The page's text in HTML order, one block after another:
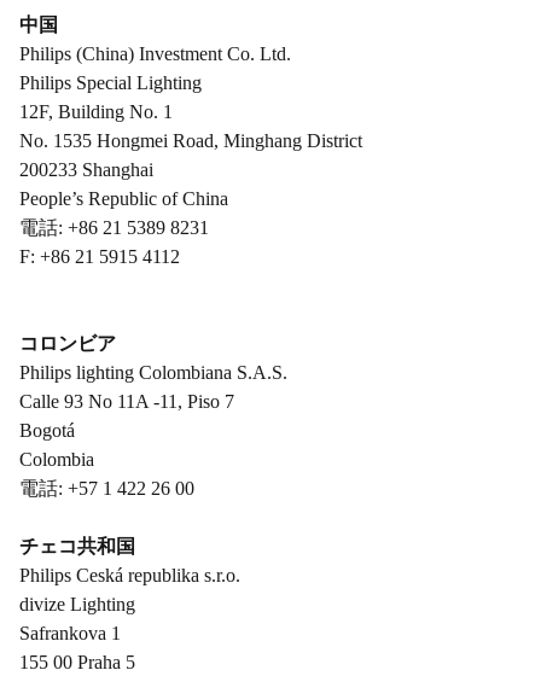
中国
Philips (China) Investment Co. Ltd.
Philips Special Lighting
12F, Building No. 1
No. 1535 Hongmei Road, Minghang District
200233 Shanghai
People’s Republic of China
電話: +86 21 5389 8231
F: +86 21 5915 4112
コロンビア
Philips lighting Colombiana S.A.S.
Calle 93 No 11A -11, Piso 7
Bogotá
Colombia
電話: +57 1 422 26 00
チェコ共和国
Philips Ceská republika s.r.o.
divize Lighting
Safrankova 1
155 00 Praha 5